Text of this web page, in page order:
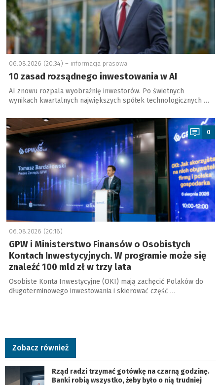
06.08.2026 (20:34) – informacja prasowa
10 zasad rozsądnego inwestowania w AI
AI znowu rozpala wyobraźnię inwestorów. Po świetnych
wynikach kwartalnych największych spółek technologicznych …
a
0
06.08.2026 (20:16)
GPW i Ministerstwo Finansów o Osobistych
Kontach Inwestycyjnych. W programie może się
znaleźć 100 mld zł w trzy lata
Osobiste Konta Inwestycyjne (OKI) mają zachęcić Polaków do
długoterminowego inwestowania i skierować część …
Zobacz również
Rząd radzi trzymać gotówkę na czarną godzinę.
Banki robią wszystko, żeby było o nią trudniej